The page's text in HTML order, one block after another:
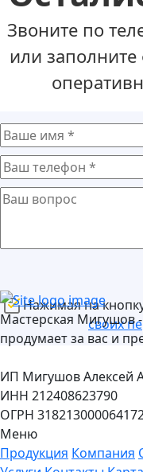
Звоните по
или
Нажимая на
своих
Мастерская Мигушов
продумает за вас и
ИП Мигушов Алексей
ИНН 212408623790
ОГРН
Меню
Продукция Компания